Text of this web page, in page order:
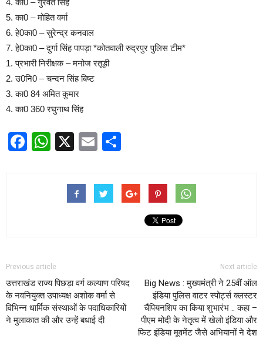
4. का0 – गुरवंत सिंह
5. का0 – मोहित वर्मा
6. हे0का0 – सुरेन्द्र कनवाल
7. हे0का0 – दुर्गा सिंह पापड़ा *कोतवाली रुद्रपुर पुलिस टीम*
1. प्रभारी निरीक्षक – मनोज रतूड़ी
2. उ0नि0 – चन्दन सिंह बिष्ट
3. का0 84 अमित कुमार
4. का0 360 रघुनाथ सिंह
Facebook
WhatsApp
X Email
Previous article
उत्तराखंड राज्य पिछड़ा वर्ग कल्याण परिषद
के नवनियुक्त उपाध्यक्ष अशोक वर्मा से
विभिन्न धार्मिक संस्थाओं के पदाधिकारियों
ने मुलाकात की और उन्हें बधाई दी
Next article
Big News : मुख्यमंत्री ने 25वीं ऑल
इंडिया पुलिस वाटर स्पोर्ट्स क्लस्टर
चैंपियनशिप का किया शुभारंभ .. कहा –
पीएम मोदी के नेतृत्व में खेलो इंडिया और
फिट इंडिया मूवमेंट जैसे अभियानों ने देश